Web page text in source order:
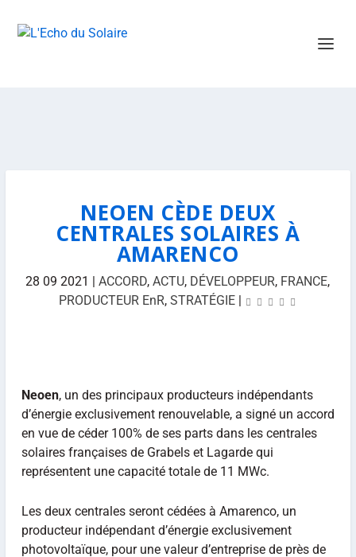
NEOEN CÈDE DEUX
CENTRALES SOLAIRES À
AMARENCO
28 09 2021 |ACCORD,ACTU, DÉVELOPPEUR, FRANCE,
PRODUCTEUR EnR, STRATÉGIE|
Neoen, un des principaux producteurs indépendants
d’énergie exclusivement renouvelable, a signé un accord
en vue de céder 100% de ses parts dans les centrales
solaires françaises de Grabels et Lagarde qui
représentent une capacité totale de 11 MWc.
Les deux centrales seront cédées à Amarenco, un
producteur indépendant d’énergie exclusivement
photovoltaïque, pour une valeur d’entreprise de près de